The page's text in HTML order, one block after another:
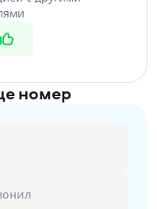
номер